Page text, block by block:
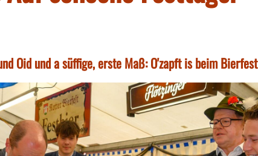
Oid und a süffige, erste Maß: O'zapft is beim Bierfest